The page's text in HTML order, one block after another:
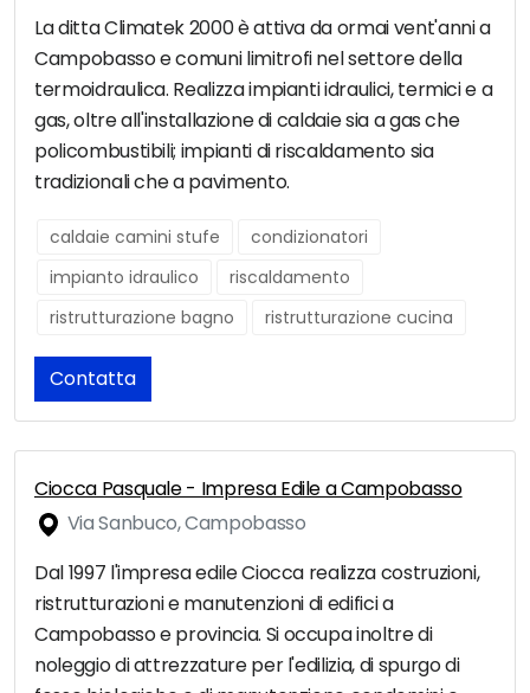
La ditta Climatek 2000 è attiva da ormai vent'anni a
Campobasso e comuni limitrofi nel settore della
termoidraulica. Realizza impianti idraulici, termici e a
gas, oltre all'installazione di caldaie sia a gas che
policombustibili; impianti di riscaldamento sia
tradizionali che a pavimento.
caldaie camini stufe
condizionatori
impianto idraulico
riscaldamento
ristrutturazione bagno
ristrutturazione cucina
Contatta
Ciocca Pasquale - Impresa Edile a Campobasso
Via Sanbuco, Campobasso
Dal 1997 l'impresa edile Ciocca realizza costruzioni,
ristrutturazioni e manutenzioni di edifici a
Campobasso e provincia. Si occupa inoltre di
noleggio di attrezzature per l'edilizia, di spurgo di